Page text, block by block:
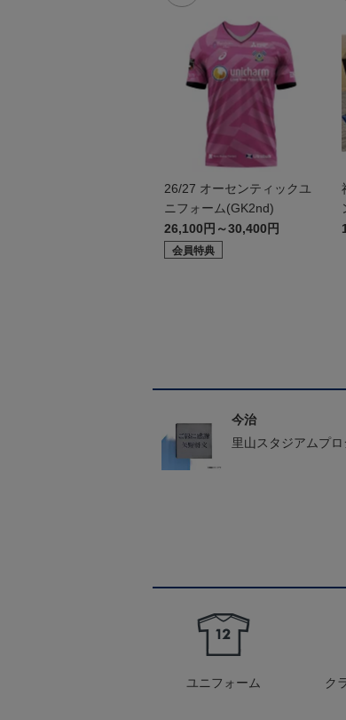
26/27 オーセンティックユ
ニフォーム(GK2nd)
26,100円～30,400円
会員特典
今治
里山スタジアムプ
ユニフォーム ク